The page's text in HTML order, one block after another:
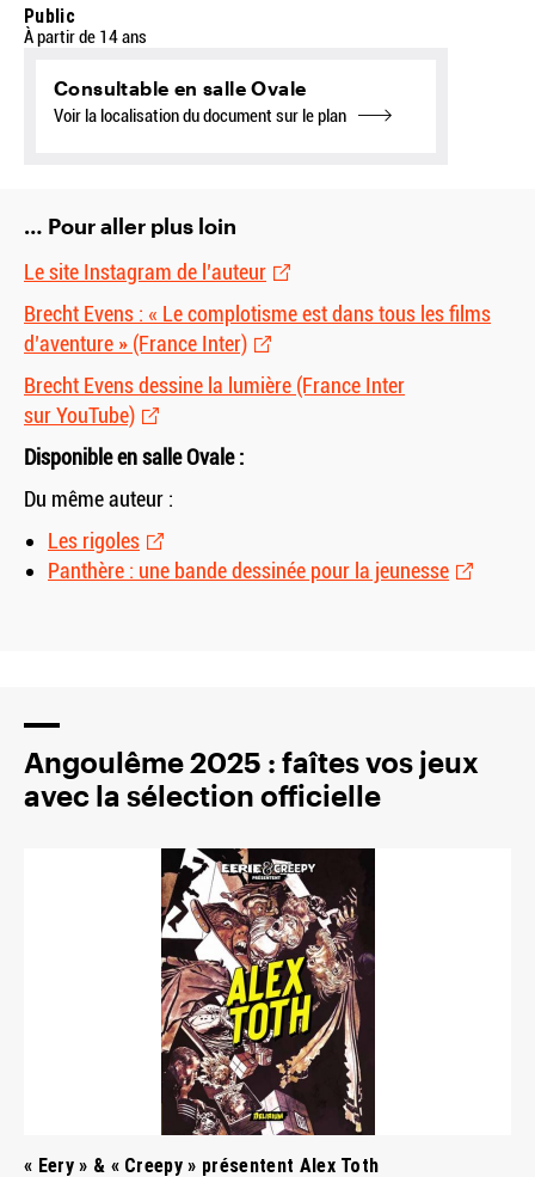
Public
À partir de 14 ans
Consultable en salle Ovale
Voir la localisation du document sur le plan
… Pour aller plus loin
Le site Instagram de l’auteur
Brecht Evens : « Le complotisme est dans tous les films
d’aventure » (France Inter)
Brecht Evens dessine la lumière (France Inter
sur YouTube)
Disponible en salle Ovale :
Du même auteur :
Les rigoles
Panthère : une bande dessinée pour la jeunesse
Angoulême 2025 : faîtes vos jeux
avec la sélection officielle
« Eery » & « Creepy » présentent Alex Toth